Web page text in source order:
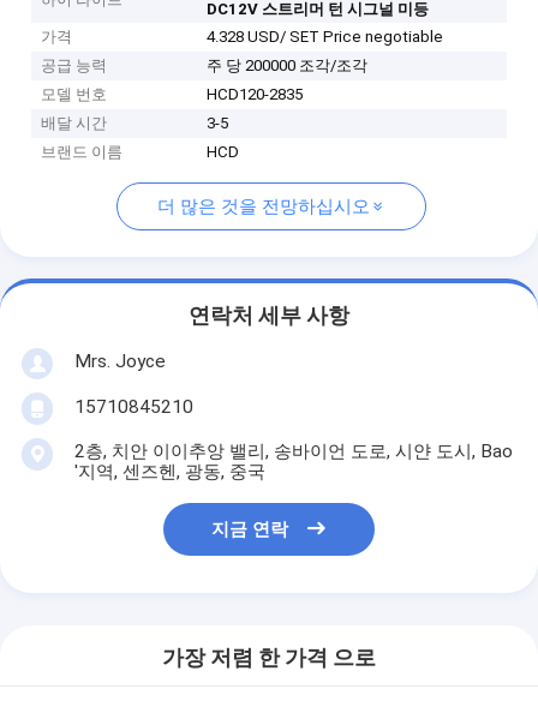
DC12V 스트리머 턴 시그널 미등
가격
4.328 USD/ SET Price negotiable
공급 능력
주 당 200000 조각/조각
모델 번호
HCD120-2835
배달 시간
3-5
브랜드 이름
HCD
더 많은 것을 전망하십시오
연락처 세부 사항
Mrs. Joyce
15710845210
2층, 치안 이이추앙 밸리, 송바이언 도로, 시얀 도시, Bao
'지역, 센즈헨, 광동, 중국
지금 연락
가장 저렴 한 가격 으로